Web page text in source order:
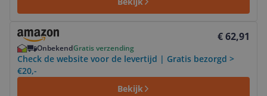
€ 62,91
OnbekendGratis verzending
Check de website voor de levertijd | Gratis bezorgd >
€20,-
Bekijk
Bekijk product